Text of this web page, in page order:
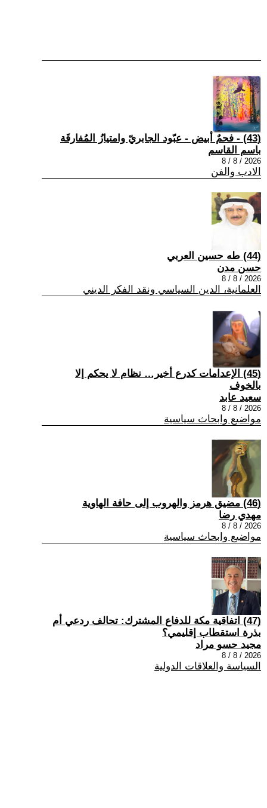
(43) - فحمٌ أبيض - عبّود الجابريّ وامتيازُ المُفارقَة
باسم القاسم
2026 / 8 / 8
الادب والفن
(44) طه حسين العربي
حسن مدن
2026 / 8 / 8
العلمانية، الدين السياسي ونقد الفكر الديني
(45) الإعدامات كدرع أخير… نظام لا يحكم إلا
بالخوف
سعيد عابد
2026 / 8 / 8
مواضيع وابحاث سياسية
(46) مضيق هرمز والهروب إلى حافة الهاوية
مهدي رضا
2026 / 8 / 8
مواضيع وابحاث سياسية
(47) اتفاقية مكة للدفاع المشترك: تحالف ردعي أم
بذرة استقطاب إقليمي؟
مجيد حسو مراد
2026 / 8 / 8
السياسة والعلاقات الدولية